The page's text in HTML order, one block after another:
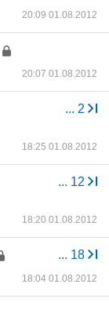
20:09 01.08.2012
20:07 01.08.2012
... 2
18:25 01.08.2012
... 12
18:20 01.08.2012
... 18
18:04 01.08.2012